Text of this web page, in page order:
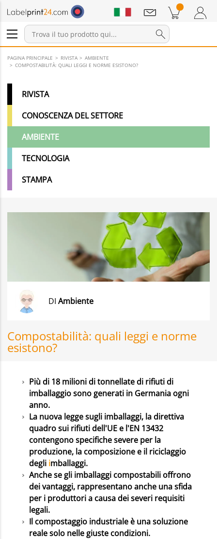
Accedi / Registrati
Prodotti nel carrello
Annunci
PAGINA PRINCIPALE RIVISTA
AMBIENTE
COMPOSTABILITÀ: QUALI LEGGI E NORME ESISTONO?
RIVISTA
CONOSCENZA DEL SETTORE
AMBIENTE
TECNOLOGIA
STAMPA
DI Ambiente
Compostabilità: quali leggi e norme
esistono?
Più di 18 milioni di tonnellate di rifiuti di
imballaggio sono generati in Germania ogni
anno.
La nuova legge sugli imballaggi, la direttiva
quadro sui rifiuti dell'UE e l'EN 13432
contengono specifiche severe per la
produzione, la composizione e il riciclaggio
degli imballaggi.
Anche se gli imballaggi compostabili offrono
dei vantaggi, rappresentano anche una sfida
per i produttori a causa dei severi requisiti
legali.
Il compostaggio industriale è una soluzione
reale solo nelle giuste condizioni.